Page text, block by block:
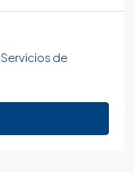
Servicios de